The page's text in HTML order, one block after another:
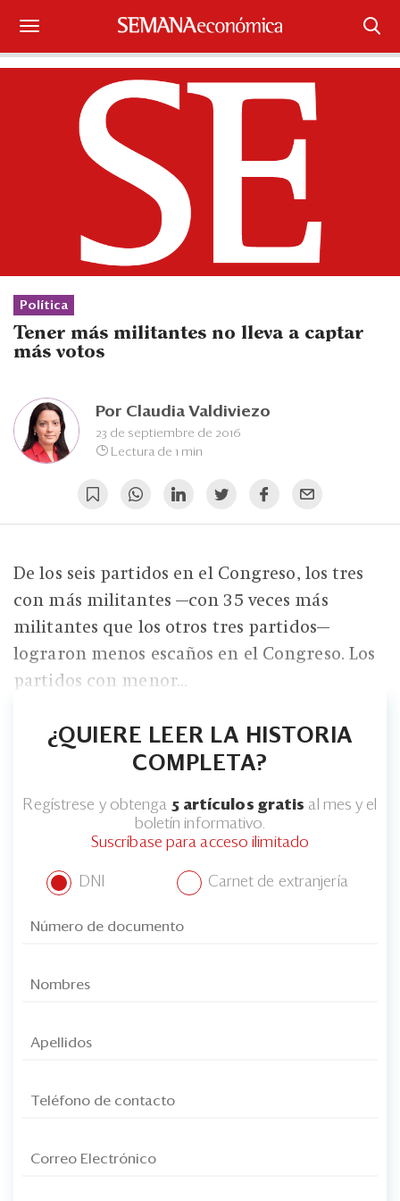
Suscríbase
Iniciar sesión
Portada
¿Qué está pasando?
Sectores y Empresas
Management
Economía y Finanzas
Legal y Política
Eventos
Blogs
Edición Impresa
Política
Tener más militantes no lleva a captar
más votos
Por Claudia Valdiviezo
23 de septiembre de 2016
Lectura de 1 min
De los seis partidos en el Congreso, los tres
con más militantes —con 35 veces más
militantes que los otros tres partidos—
lograron menos escaños en el Congreso. Los
partidos con menor...
¿QUIERE LEER LA HISTORIA
COMPLETA?
Regístrese y obtenga 5 artículos gratis al mes y el
boletín informativo.
Suscríbase para acceso ilimitado
DNI Carnet de extranjería